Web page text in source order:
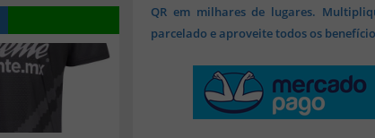
QR em milhares de lugares.
parcelado e aproveite todos os